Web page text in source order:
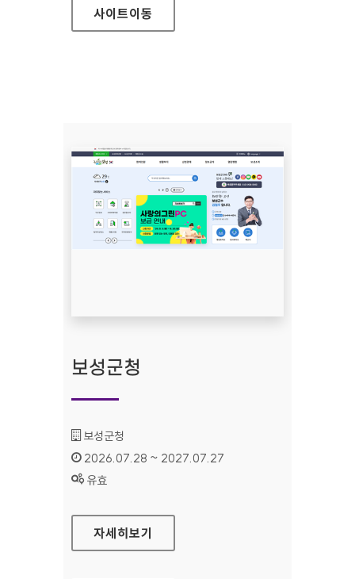
사이트이동
보성군청
기관명 :
보성군청
인증기간 :
2026.07.28 ~ 2027.07.27
상태 :
유효
보성군청
자세히보기